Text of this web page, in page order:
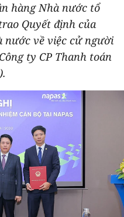
hàng Nhà nước tổ
Quyết định của
nước về việc cử người
ty CP Thanh toán